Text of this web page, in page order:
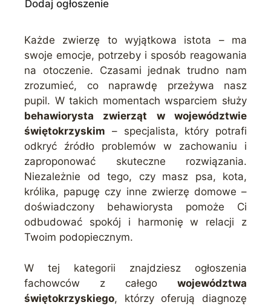
Dodaj ogłoszenie
Każde zwierzę to wyjątkowa istota – ma
swoje emocje, potrzeby i sposób reagowania
na otoczenie. Czasami jednak trudno nam
zrozumieć, co naprawdę przeżywa nasz
pupil. W takich momentach wsparciem służy
behawiorysta zwierząt w województwie
świętokrzyskim – specjalista, który potrafi
odkryć źródło problemów w zachowaniu i
zaproponować skuteczne rozwiązania.
Niezależnie od tego, czy masz psa, kota,
królika, papugę czy inne zwierzę domowe –
doświadczony behawiorysta pomoże Ci
odbudować spokój i harmonię w relacji z
Twoim podopiecznym.
W tej kategorii znajdziesz ogłoszenia
fachowców z całego województwa
świętokrzyskiego, którzy oferują diagnozę